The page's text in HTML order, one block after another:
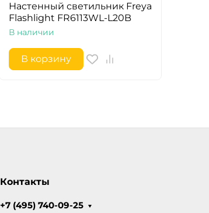
Настенный светильник Freya
Flashlight FR6113WL-L20B
В наличии
В корзину
Контакты
+7 (495) 740-09-25